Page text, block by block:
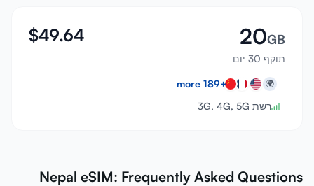
20GB
תוקף 30 יום
$49.64
🌍
+
189
רשת 3G, 4G, 5G
Nepal eSIM: Frequently Asked Questions